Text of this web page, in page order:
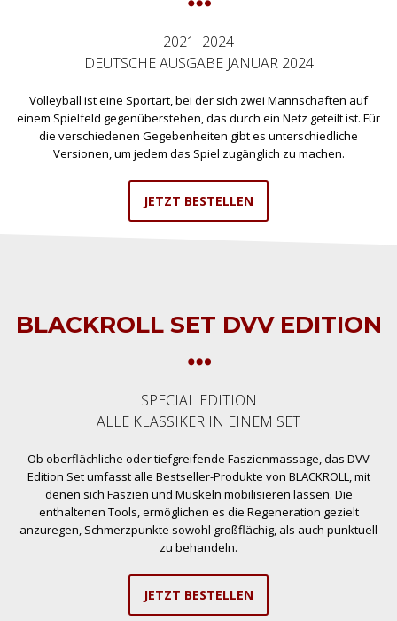
2021–2024
DEUTSCHE AUSGABE JANUAR 2024
Volleyball ist eine Sportart, bei der sich zwei Mannschaften auf
einem Spielfeld gegenüberstehen, das durch ein Netz geteilt ist. Für
die verschiedenen Gegebenheiten gibt es unterschiedliche
Versionen, um jedem das Spiel zugänglich zu machen.
JETZT BESTELLEN
BLACKROLL SET DVV EDITION
SPECIAL EDITION
ALLE KLASSIKER IN EINEM SET
Ob oberflächliche oder tiefgreifende Faszienmassage, das DVV
Edition Set umfasst alle Bestseller-Produkte von BLACKROLL, mit
denen sich Faszien und Muskeln mobilisieren lassen. Die
enthaltenen Tools, ermöglichen es die Regeneration gezielt
anzuregen, Schmerzpunkte sowohl großflächig, als auch punktuell
zu behandeln.
JETZT BESTELLEN